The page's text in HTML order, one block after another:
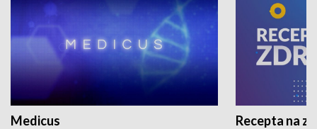
Medicus Recepta na